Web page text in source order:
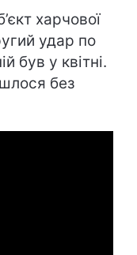
харчової
удар по
був у квітні.
без